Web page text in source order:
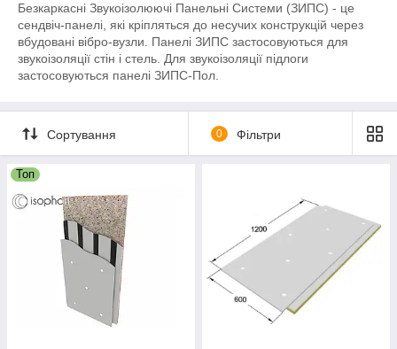
Безкаркасні Звукоізолюючі Панельні Системи (ЗИПС) - це
сендвіч-панелі, які кріпляться до несучих конструкцій через
вбудовані вібро-вузли. Панелі ЗИПС застосовуються для
звукоізоляції стін і стель. Для звукоізоляції підлоги
застосовуються панелі ЗИПС-Пол.
Сортування 0 Фільтри
Топ